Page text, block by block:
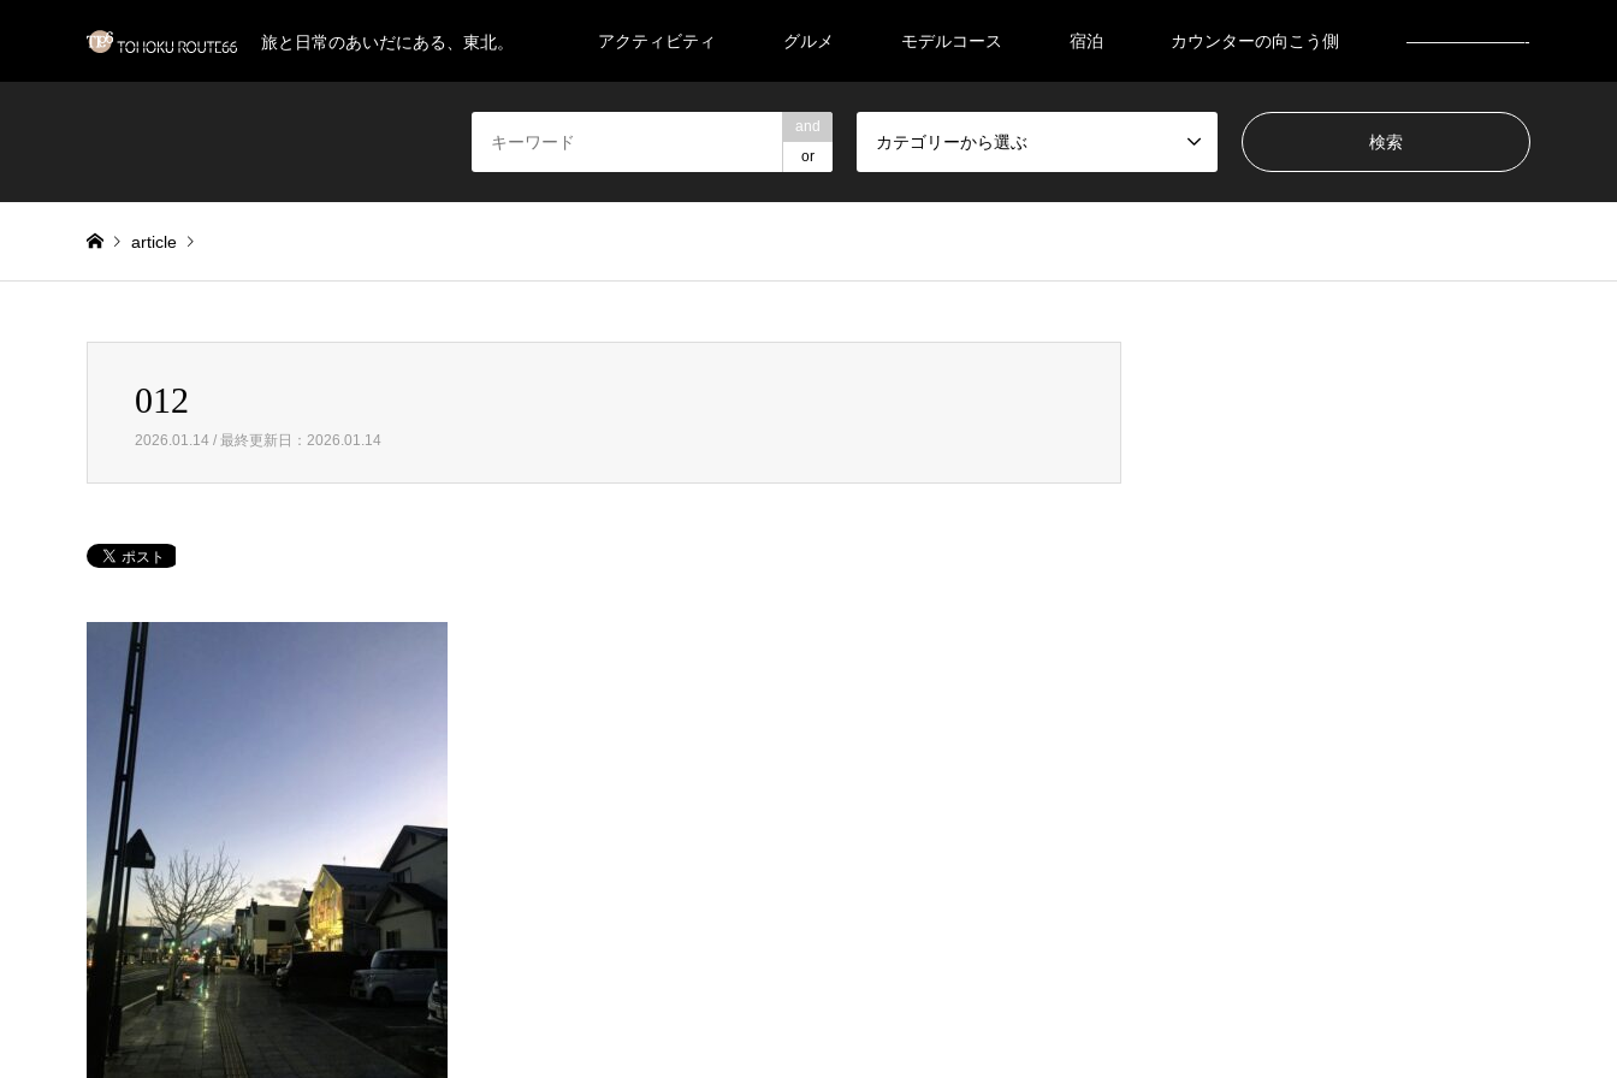
旅と日常のあいだにある、東北。 アクティビティ グルメ モデルコース 宿泊 カウンターの向こう側 ———————-
and
or
カテゴリーから選ぶ
article
012
2026.01.14 / 最終更新日：2026.01.14